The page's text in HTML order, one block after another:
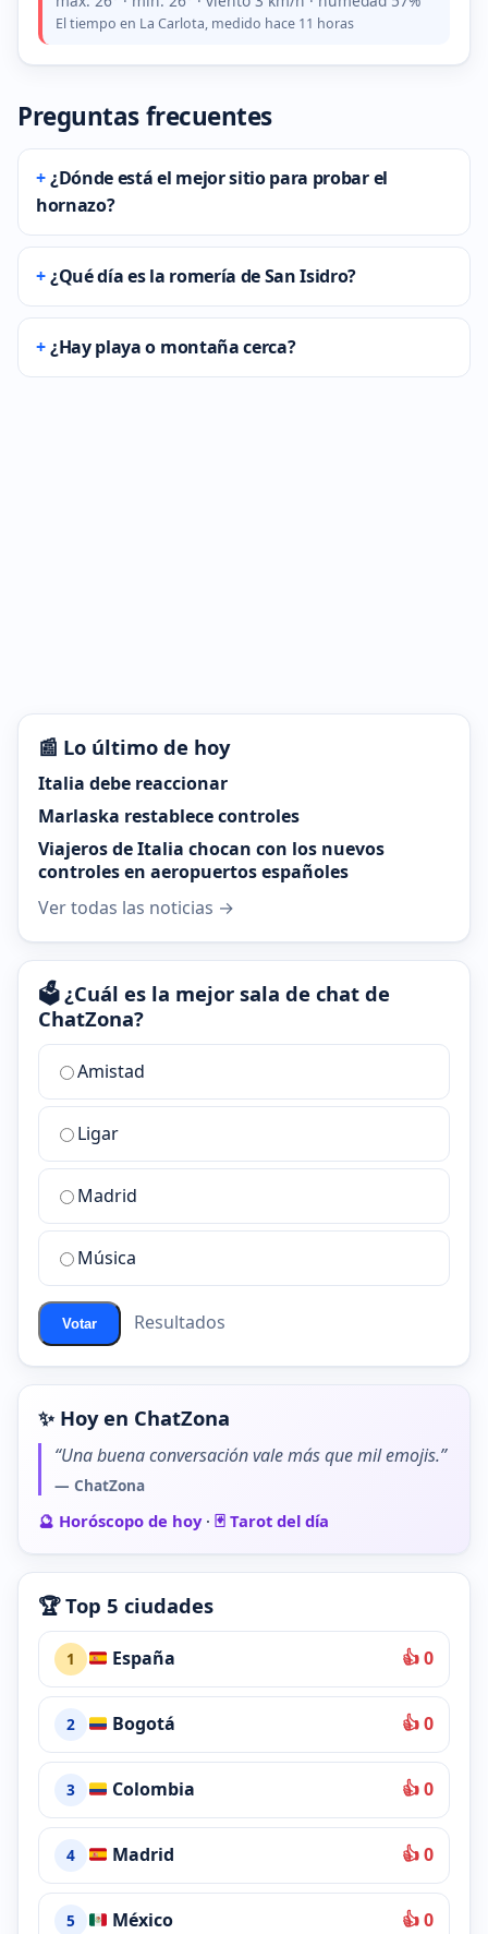
El tiempo en La Carlota, medido hace 11 horas
Preguntas frecuentes
¿Dónde está el mejor sitio para probar el
hornazo?
¿Qué día es la romería de San Isidro?
¿Hay playa o montaña cerca?
📰 Lo último de hoy
Italia debe reaccionar
Marlaska restablece controles
Viajeros de Italia chocan con los nuevos
controles en aeropuertos españoles
Ver todas las noticias →
🗳️ ¿Cuál es la mejor sala de chat de
ChatZona?
¿Cuál
la
mejor
sala
chat
ChatZona?
Amistad
Ligar
Madrid
Música
Votar Resultados
✨ Hoy en ChatZona
“Una buena conversación vale más que mil emojis.”
— ChatZona
🔮 Horóscopo de hoy· 🃏 Tarot del día
🏆 Top 5 ciudades
1 España 👍 0
2 Bogotá 👍 0
3 Colombia 👍 0
4 Madrid 👍 0
5 México 👍 0